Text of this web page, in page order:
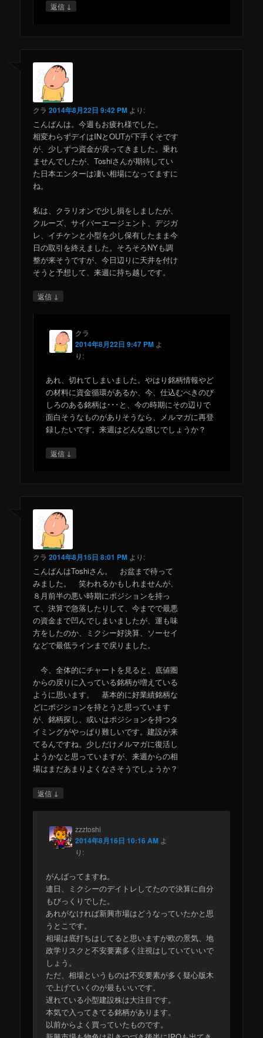
返信 ↓
クラ 2014年8月22日 9:42 PM より:
こんばんは。今週もお疲れ様でした。
相変わらずデイはINとOUTが下手くそです
が、少しずつ資金が戻ってきました。乗れ
ませんでしたが、Toshiさんが期待してい
た日本エンターは凄い相場になってますに
ね。
私は、クラリオンで少し損をしましたが、
クルーズ、サイバーエージェント、デジガ
レ、イチケンと小型を少し保有したまま今
日の取引を終えました。そろそろNYも調
整が来そうですが、今日辺りに天井を付け
そうと予想して、来週に持ち越しです。
返信 ↓
クラ
2014年8月22日 9:47 PM よ
り:
あれ、切れてしまいました。やはり銘柄情報やど
の材料に資金循環があるか、今、仕込むべきのび
しろのある銘柄は･･･と、今の時期にその辺りで
面白そうなものがありそうなら、メルマガに再登
録したいです。来週はどんな感じでしょうか？
返信 ↓
クラ 2014年8月15日 8:01 PM より:
こんばんはToshiさん。 お盆まで待って
みました。 笑われるかもしれませんが、
８月前半の悪い時期にポジションを持っ
て、決算で急落したりして、今までで最悪
の資金まで凹んでしまいましたが、運も味
方をしたのか、ミクシー好決算、ソーセイ
などで最低ラインまで戻りました。
今、全体的にチャートを見ると、底値圏
からの戻りに入っている銘柄が増えている
ように思います。 基本的に好業績銘柄な
どにポジションを持とうと思っています
が、銘柄探し、或いはポジションを持つタ
イミングがやっぱり難しいです。建設が来
てるんですね。少しだけメルマガに復活し
ようかなと思っていますが、来週からの相
場はまだあまりよくなさそうでしょうか？
返信 ↓
zzztoshi
2014年8月16日 10:16 AM よ
り:
がんばってますね。
連日、ミクシーのデイトレしてたので決算に自分
もびっくりでした。
あれがなければ新興市場はどうなっていたかと思
うとこです。
相場は底打ちはしてると思いますが欧の景気、地
政学リスクと不安要素多く注視はしていていいで
しょう。
ただ、相場というものは不安要素が多く疑心版木
で上げていくのが最もいいです。
遅れている小型建設株は大注目です。
本気で入ってきてる銘柄があります。
以前からよく買っていたものです。